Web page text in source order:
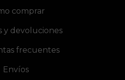
comprar
y devoluciones
frecuentes
Envíos